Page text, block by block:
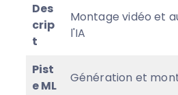
Des
crip
t
Montage vidéo et
l'IA
Pist
e ML
Génération et